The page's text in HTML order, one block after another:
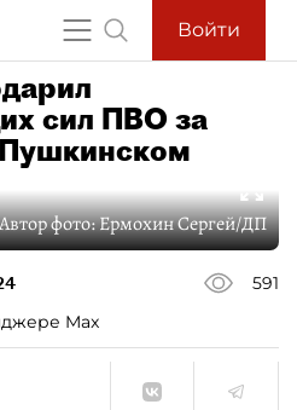
Войти
сил ПВО за
Автор фото:Ермохин Сергей/ДП
591
Max